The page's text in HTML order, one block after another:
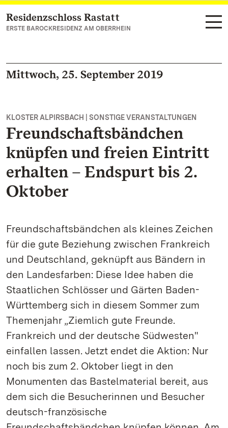
Zum Hauptinhalt springen
Residenzschloss Rastatt
ERSTE BAROCKRESIDENZ AM OBERRHEIN
Mittwoch, 25. September 2019
KLOSTER ALPIRSBACH | SONSTIGE VERANSTALTUNGEN
Freundschaftsbändchen
knüpfen und freien Eintritt
erhalten – Endspurt bis 2.
Oktober
Freundschaftsbändchen als kleines Zeichen
für die gute Beziehung zwischen Frankreich
und Deutschland, geknüpft aus Bändern in
den Landesfarben: Diese Idee haben die
Staatlichen Schlösser und Gärten Baden-
Württemberg sich in diesem Sommer zum
Themenjahr „Ziemlich gute Freunde.
Frankreich und der deutsche Südwesten"
einfallen lassen. Jetzt endet die Aktion: Nur
noch bis zum 2. Oktober liegt in den
Monumenten das Bastelmaterial bereit, aus
dem sich die Besucherinnen und Besucher
deutsch-französische